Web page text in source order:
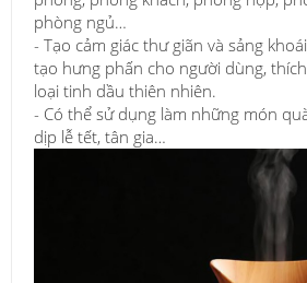
phòng ngủ…
- Tạo cảm giác thư giãn và sảng
tạo hưng phấn cho người dùng,
loại tinh dầu thiên nhiên.
- Có thể sử dụng làm những món
dịp lễ tết, tân gia…